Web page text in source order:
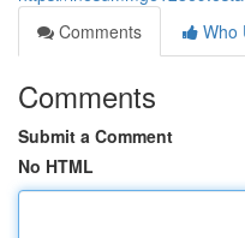
Comments
Who
Comments
Submit a Comment
No HTML